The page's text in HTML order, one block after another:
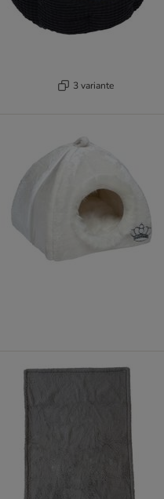
3 variante